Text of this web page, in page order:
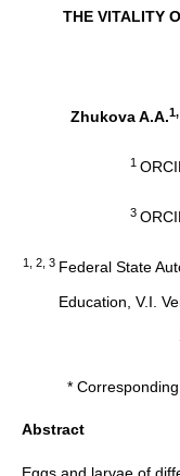
THE VITALITY
Zhukova A.A.1,
1
3
1, 2, 3 Federal State
Education, V.I.
*
Abstract